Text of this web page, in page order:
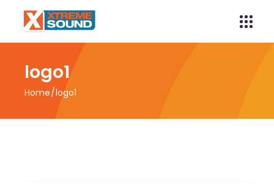
logo1
Home logo1